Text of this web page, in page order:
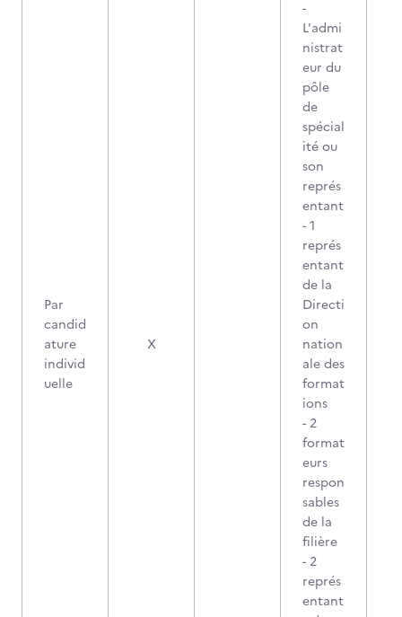
Par
candid
ature
individ
uelle
X
-
L'admi
nistrat
eur du
pôle
de
spécial
ité ou
son
représ
entant
- 1
représ
entant
de la
Directi
on
nation
ale des
format
ions
- 2
format
eurs
respon
sables
de la
filière
- 2
représ
entant